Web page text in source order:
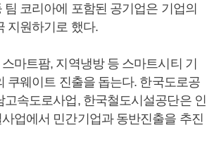
팀 코리아에 포함된 공기업은 기업의
지원하기로 했다.
마트팜, 지역냉방 등 스마트시티 기
쿠웨이트 진출을 돕는다. 한국도로공
고속도로사업, 한국철도시설공단은 인
업에서 민간기업과 동반진출을 추진